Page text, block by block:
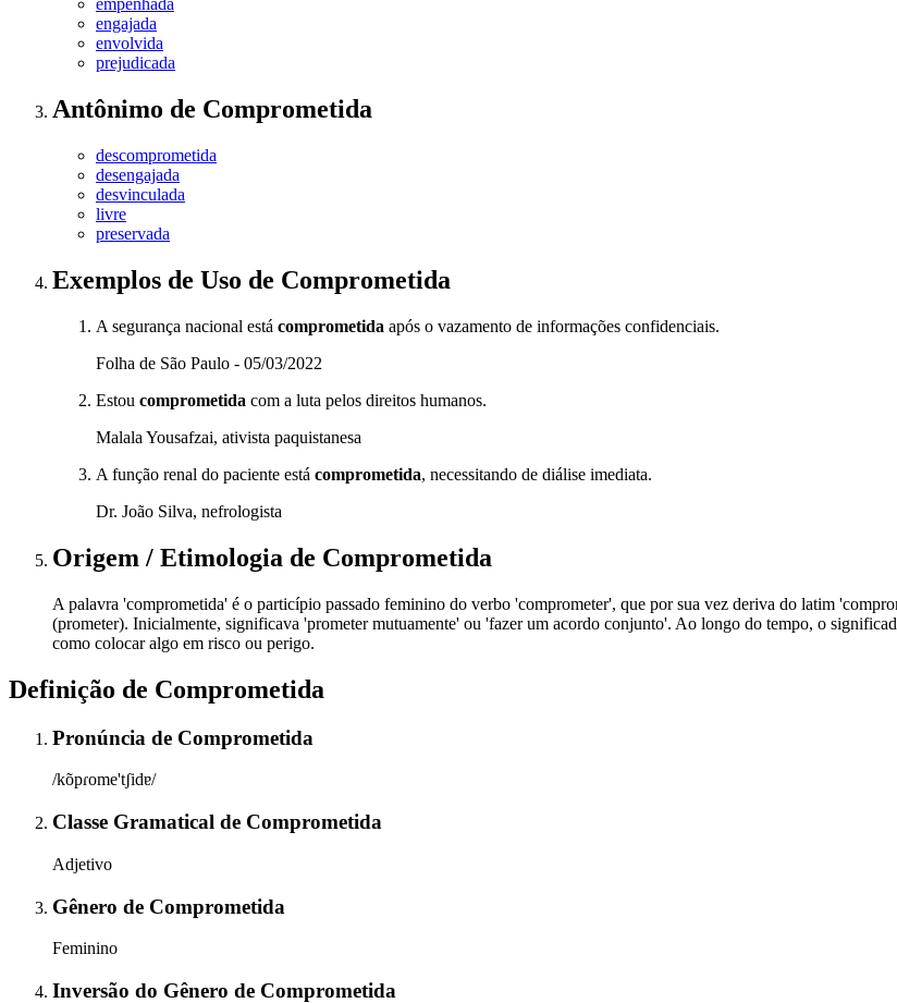
empenhada
engajada
envolvida
prejudicada
Antônimo de Comprometida
descomprometida
desengajada
desvinculada
livre
preservada
Exemplos de Uso de Comprometida
A segurança nacional está comprometida após o vazamento de informações confidenciais.
Folha de São Paulo - 05/03/2022
Estou comprometida com a luta pelos direitos humanos.
Malala Yousafzai, ativista paquistanesa
A função renal do paciente está comprometida, necessitando de diálise imediata.
Dr. João Silva, nefrologista
Origem / Etimologia de Comprometida
A palavra 'comprometida' é o particípio passado feminino do verbo 'comprometer', que por sua vez deriva do latim
(prometer). Inicialmente, significava 'prometer mutuamente' ou 'fazer um acordo conjunto'. Ao longo do tempo, o
como colocar algo em risco ou perigo.
Definição de Comprometida
Pronúncia de Comprometida
/kõpɾome'tʃidɐ/
Classe Gramatical de Comprometida
Adjetivo
Gênero de Comprometida
Feminino
Inversão do Gênero de Comprometida